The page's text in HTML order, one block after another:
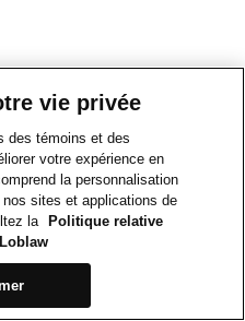
vie privée
des témoins et des
votre expérience en
la personnalisation
sites et applications de
la
Politique relative